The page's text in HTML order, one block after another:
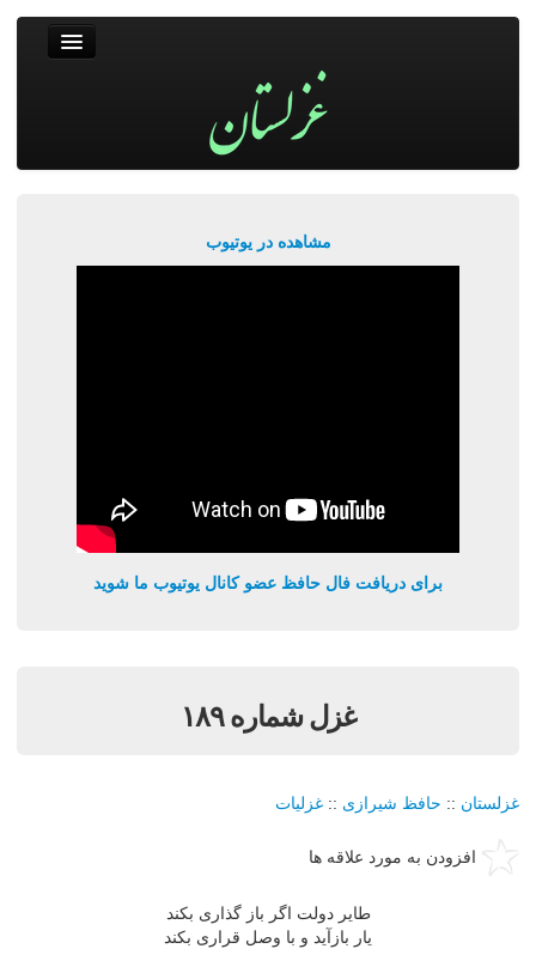
مشاهده در یوتیوب
برای دریافت فال حافظ عضو کانال یوتیوب ما شوید
غزل شماره ۱۸۹
غزلستان :: حافظ شیرازی :: غزلیات
افزودن به مورد علاقه ها
طایر دولت اگر باز گذاری بکند
یار بازآید و با وصل قراری بکند